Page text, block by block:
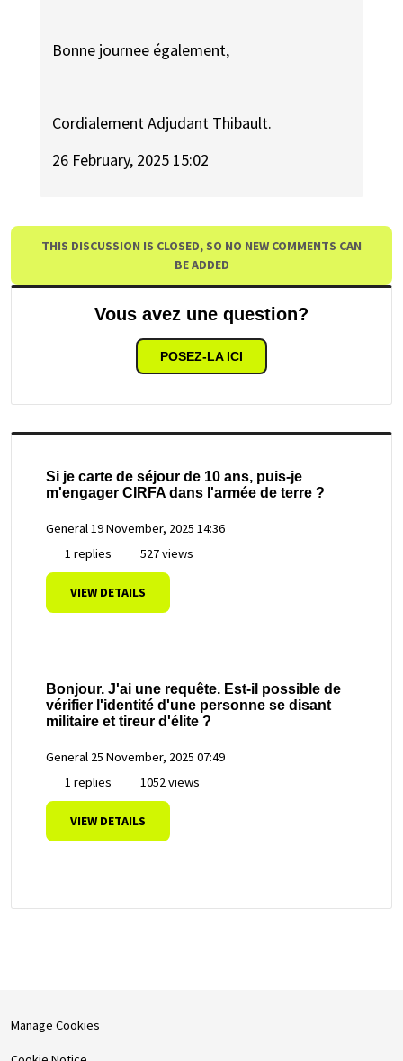
Bonne journee également,
Cordialement Adjudant Thibault.
26 February, 2025 15:02
THIS DISCUSSION IS CLOSED, SO NO NEW COMMENTS CAN
BE ADDED
Vous avez une question?
POSEZ-LA ICI
Si je carte de séjour de 10 ans, puis-je
m'engager CIRFA dans l'armée de terre ?
General19 November, 2025 14:36
1 replies
527 views
VIEW DETAILS
Bonjour. J'ai une requête. Est-il possible de
vérifier l'identité d'une personne se disant
militaire et tireur d'élite ?
General 25 November, 2025 07:49
1 replies
1052 views
VIEW DETAILS
Manage Cookies